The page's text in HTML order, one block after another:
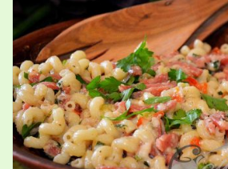
сладким
перцем"